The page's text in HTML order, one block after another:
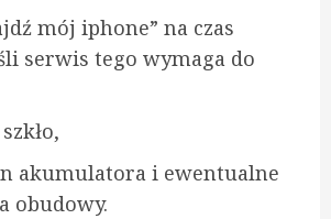
mój iphone” na czas
serwis tego wymaga do
akumulatora i ewentualne
obudowy.